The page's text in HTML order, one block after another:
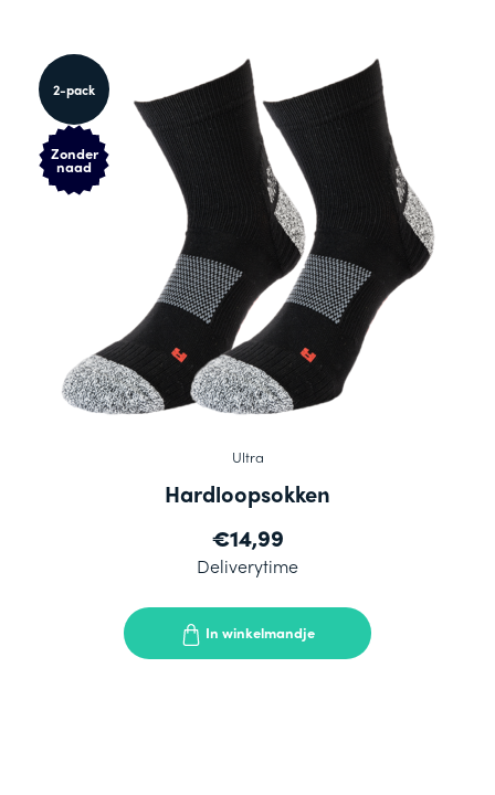
2-pack
Zonder
naad
Ultra
Hardloopsokken
€14,99
Deliverytime
In winkelmandje